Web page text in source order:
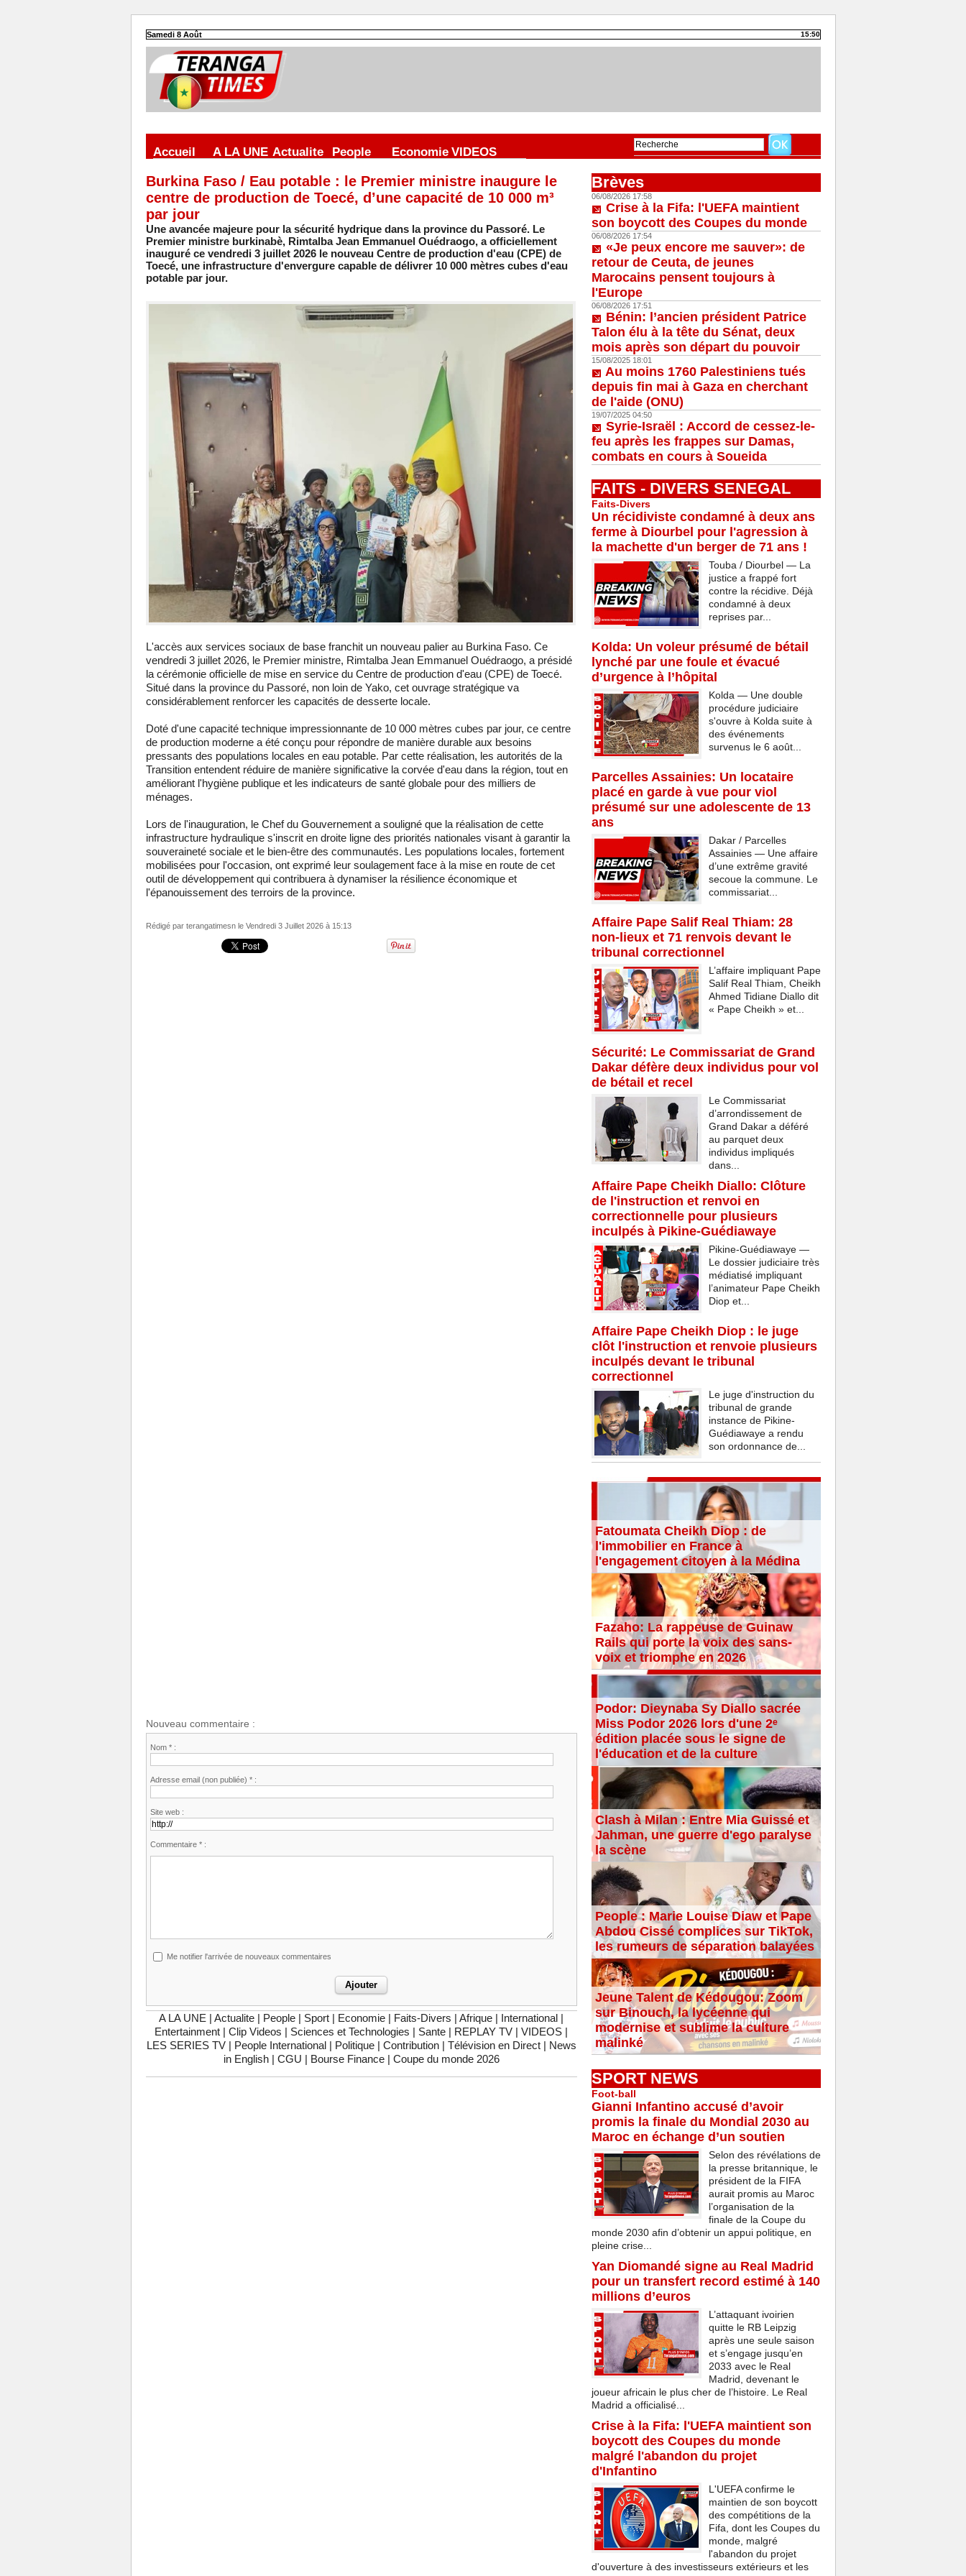
Samedi 8 Août 15:50
Accueil A LA UNE Actualite People Economie VIDEOS
Burkina Faso / Eau potable : le Premier ministre inaugure le
centre de production de Toecé, d’une capacité de 10 000 m³
par jour
Une avancée majeure pour la sécurité hydrique dans la province du Passoré. Le
Premier ministre burkinabè, Rimtalba Jean Emmanuel Ouédraogo, a officiellement
inauguré ce vendredi 3 juillet 2026 le nouveau Centre de production d'eau (CPE) de
Toecé, une infrastructure d'envergure capable de délivrer 10 000 mètres cubes d'eau
potable par jour.
L'accès aux services sociaux de base franchit un nouveau palier au Burkina Faso. Ce
vendredi 3 juillet 2026, le Premier ministre, Rimtalba Jean Emmanuel Ouédraogo, a présidé
la cérémonie officielle de mise en service du Centre de production d'eau (CPE) de Toecé.
Situé dans la province du Passoré, non loin de Yako, cet ouvrage stratégique va
considérablement renforcer les capacités de desserte locale.
Doté d'une capacité technique impressionnante de 10 000 mètres cubes par jour, ce centre
de production moderne a été conçu pour répondre de manière durable aux besoins
pressants des populations locales en eau potable. Par cette réalisation, les autorités de la
Transition entendent réduire de manière significative la corvée d'eau dans la région, tout en
améliorant l'hygiène publique et les indicateurs de santé globale pour des milliers de
ménages.
Lors de l'inauguration, le Chef du Gouvernement a souligné que la réalisation de cette
infrastructure hydraulique s'inscrit en droite ligne des priorités nationales visant à garantir la
souveraineté sociale et le bien-être des communautés. Les populations locales, fortement
mobilisées pour l'occasion, ont exprimé leur soulagement face à la mise en route de cet
outil de développement qui contribuera à dynamiser la résilience économique et
l'épanouissement des terroirs de la province.
Rédigé par terangatimesnle Vendredi 3 Juillet 2026 à 15:13
Nouveau commentaire :
Nom * :
Adresse email (non publiée) * :
Site web :
Commentaire * :
Me notifier l'arrivée de nouveaux commentaires
A LA UNE | Actualite | People | Sport | Economie | Faits-Divers | Afrique | International |
Entertainment | Clip Videos | Sciences et Technologies | Sante | REPLAY TV | VIDEOS |
LES SERIES TV | People International | Politique | Contribution | Télévision en Direct | News
in English | CGU | Bourse Finance | Coupe du monde 2026
Brèves
06/08/2026 17:58
Crise à la Fifa: l'UEFA maintient
son boycott des Coupes du monde
06/08/2026 17:54
«Je peux encore me sauver»: de
retour de Ceuta, de jeunes
Marocains pensent toujours à
l'Europe
06/08/2026 17:51
Bénin: l’ancien président Patrice
Talon élu à la tête du Sénat, deux
mois après son départ du pouvoir
15/08/2025 18:01
Au moins 1760 Palestiniens tués
depuis fin mai à Gaza en cherchant
de l'aide (ONU)
19/07/2025 04:50
Syrie-Israël : Accord de cessez-le-
feu après les frappes sur Damas,
combats en cours à Soueida
FAITS - DIVERS SENEGAL
Faits-Divers
Un récidiviste condamné à deux ans
ferme à Diourbel pour l'agression à
la machette d'un berger de 71 ans !
Touba / Diourbel — La
justice a frappé fort
contre la récidive. Déjà
condamné à deux
reprises par...
Kolda: Un voleur présumé de bétail
lynché par une foule et évacué
d’urgence à l’hôpital
Kolda — Une double
procédure judiciaire
s'ouvre à Kolda suite à
des événements
survenus le 6 août...
Parcelles Assainies: Un locataire
placé en garde à vue pour viol
présumé sur une adolescente de 13
ans
Dakar / Parcelles
Assainies — Une affaire
d’une extrême gravité
secoue la commune. Le
commissariat...
Affaire Pape Salif Real Thiam: 28
non-lieux et 71 renvois devant le
tribunal correctionnel
L’affaire impliquant Pape
Salif Real Thiam, Cheikh
Ahmed Tidiane Diallo dit
« Pape Cheikh » et...
Sécurité: Le Commissariat de Grand
Dakar défère deux individus pour vol
de bétail et recel
Le Commissariat
d’arrondissement de
Grand Dakar a déféré
au parquet deux
individus impliqués
dans...
Affaire Pape Cheikh Diallo: Clôture
de l'instruction et renvoi en
correctionnelle pour plusieurs
inculpés à Pikine-Guédiawaye
Pikine-Guédiawaye —
Le dossier judiciaire très
médiatisé impliquant
l’animateur Pape Cheikh
Diop et...
Affaire Pape Cheikh Diop : le juge
clôt l'instruction et renvoie plusieurs
inculpés devant le tribunal
correctionnel
Le juge d'instruction du
tribunal de grande
instance de Pikine-
Guédiawaye a rendu
son ordonnance de...
Fatoumata Cheikh Diop : de
l'immobilier en France à
l'engagement citoyen à la Médina
Fazaho: La rappeuse de Guinaw
Rails qui porte la voix des sans-
voix et triomphe en 2026
Podor: Dieynaba Sy Diallo sacrée
Miss Podor 2026 lors d'une 2ᵉ
édition placée sous le signe de
l'éducation et de la culture
Clash à Milan : Entre Mia Guissé et
Jahman, une guerre d'ego paralyse
la scène
People : Marie Louise Diaw et Pape
Abdou Cissé complices sur TikTok,
les rumeurs de séparation balayées
Jeune Talent de Kédougou: Zoom
sur Binouch, la lycéenne qui
modernise et sublime la culture
malinké
SPORT NEWS
Foot-ball
Gianni Infantino accusé d’avoir
promis la finale du Mondial 2030 au
Maroc en échange d’un soutien
Selon des révélations de
la presse britannique, le
président de la FIFA
aurait promis au Maroc
l’organisation de la
finale de la Coupe du
monde 2030 afin d’obtenir un appui politique, en
pleine crise...
Yan Diomandé signe au Real Madrid
pour un transfert record estimé à 140
millions d’euros
L’attaquant ivoirien
quitte le RB Leipzig
après une seule saison
et s’engage jusqu’en
2033 avec le Real
Madrid, devenant le
joueur africain le plus cher de l’histoire. Le Real
Madrid a officialisé...
Crise à la Fifa: l'UEFA maintient son
boycott des Coupes du monde
malgré l'abandon du projet
d'Infantino
L'UEFA confirme le
maintien de son boycott
des compétitions de la
Fifa, dont les Coupes du
monde, malgré
l'abandon du projet
d'ouverture à des investisseurs extérieurs et les